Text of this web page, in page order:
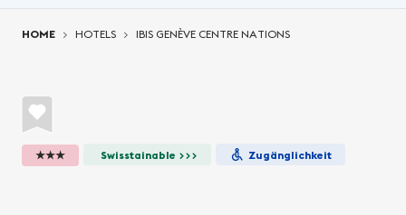
HOME HOTELS IBIS GENÈVE CENTRE NATIONS
★★★ Swisstainable >>> Zugänglichkeit